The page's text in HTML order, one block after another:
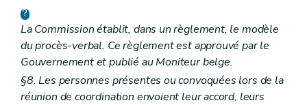
La Commission établit, dans un règlement, le modèle
du procès-verbal. Ce règlement est approuvé par le
Gouvernement et publié auMoniteur belge.
§8. Les personnes présentes ou convoquées lors de la
réunion de coordination envoient leur accord, leurs